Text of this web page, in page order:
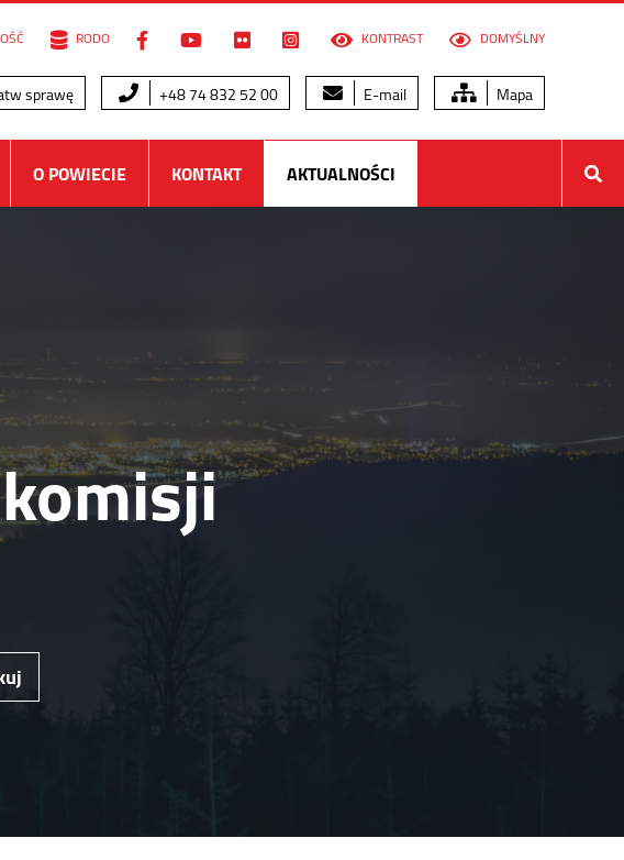
RODO KONTRAST DOMYŚLNY
sprawę +48 74 832 52 00 E-mail Mapa
O POWIECIE KONTAKT AKTUALNOŚCI